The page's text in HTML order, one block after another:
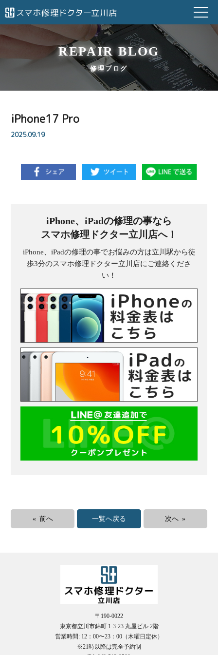
REPAIR BLOG
修理ブログ
iPhone17 Pro
2025.09.19
iPhone、iPadの修理の事なら
スマホ修理ドクター立川店へ！
iPhone、iPadの修理の事でお悩みの方は立川駅から徒
歩3分のスマホ修理ドクター立川店にご連絡くださ
い！
« 前へ 一覧へ戻る 次へ »
〒190-0022
東京都立川市錦町 1-3-23 丸屋ビル 2階
営業時間: 12：00〜23：00（木曜日定休）
※21時以降は完全予約制